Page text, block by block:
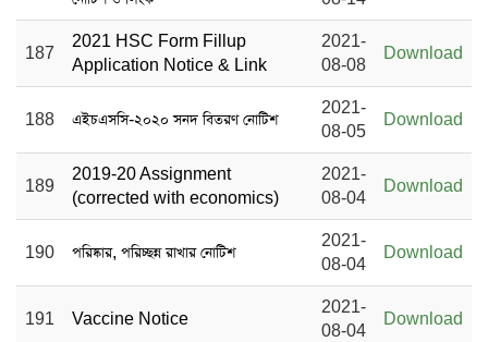
187
2021 HSC Form Fillup
Application Notice & Link
2021-
08-08
Download
188 এইচএসসি-২০২০ সনদ বিতরণ নোটিশ
2021-
08-05
Download
189
2019-20 Assignment
(corrected with economics)
2021-
08-04
Download
190 পরিষ্কার, পরিচ্ছন্ন রাখার নোটিশ
2021-
08-04
Download
191 Vaccine Notice
2021-
08-04
Download